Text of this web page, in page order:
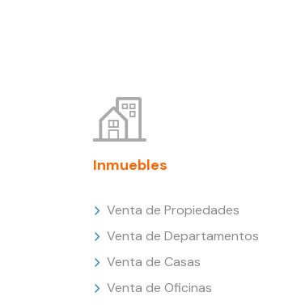
Inmuebles
Venta de Propiedades
Venta de Departamentos
Venta de Casas
Venta de Oficinas